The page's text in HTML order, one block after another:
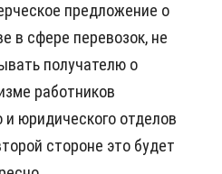
предложение о
в сфере перевозок, не
получателю о
работников
и юридического отделов
стороне это будет